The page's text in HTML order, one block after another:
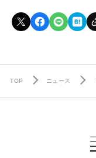
TOP ニュース